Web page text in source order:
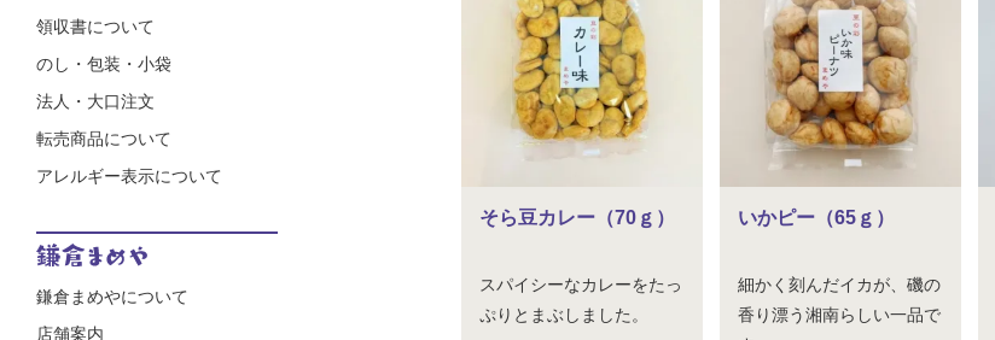
そら豆カレー（70ｇ）
スパイシーなカレーをたっ
ぷりとまぶしました。
いかピー（65ｇ）
細かく刻んだイカが、磯の
香り漂う湘南らしい一品で
領収書について
のし・包装・小袋
法人・大口注文
転売商品について
アレルギー表示について
鎌倉まめやについて
店舗案内